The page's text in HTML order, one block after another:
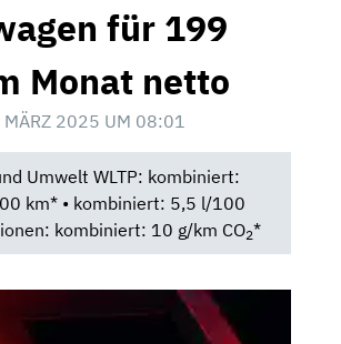
für 199
Monat netto
MÄRZ 2025 UM 08:01
Umwelt WLTP: kombiniert:
km* • kombiniert: 5,5 l/100
kombiniert: 10 g/km CO2*